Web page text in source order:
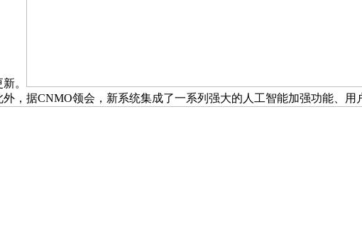
。
，据CNMO领会，新系统集成了一系列强大的人工智能加强功能、